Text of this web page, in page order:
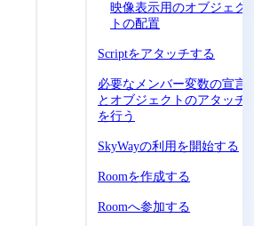
映像表示用のオブジェク
トの配置
Scriptをアタッチする
必要なメンバー変数の宣言
とオブジェクトのアタッチ
を行う
SkyWayの利用を開始する
Roomを作成する
Roomへ参加する